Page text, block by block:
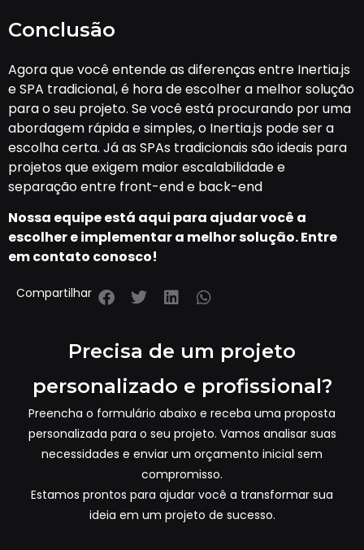
Conclusão
Agora que você entende as diferenças entre Inertia.js
e SPA tradicional, é hora de escolher a melhor solução
para o seu projeto. Se você está procurando por uma
abordagem rápida e simples, o Inertia.js pode ser a
escolha certa. Já as SPAs tradicionais são ideais para
projetos que exigem maior escalabilidade e
separação entre front-end e back-end
Nossa equipe está aqui para ajudar você a
escolher e implementar a melhor solução. Entre
em contato conosco!
Compartilhar
Precisa de um projeto
personalizado e profissional?
Preencha o formulário abaixo e receba uma proposta
personalizada para o seu projeto. Vamos analisar suas
necessidades e enviar um orçamento inicial sem
compromisso.
Estamos prontos para ajudar você a transformar sua
ideia em um projeto de sucesso.